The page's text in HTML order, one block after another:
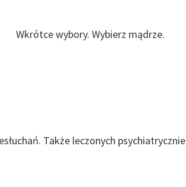
Wkrótce wybory. Wybierz mądrze.
Także leczonych psychiatrycznie